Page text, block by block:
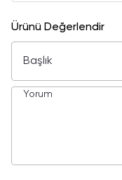
Ürünü Değerlendir